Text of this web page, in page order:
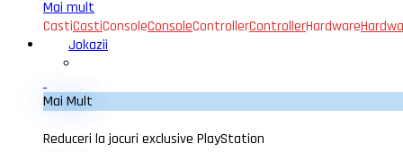
Mai mult
CastiCastiConsoleConsoleControllerControllerHardware
Jokazii
Mai Mult
Reduceri la jocuri exclusive PlayStation